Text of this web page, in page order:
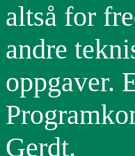
altså for
andre
oppgaver.
Gerdt.